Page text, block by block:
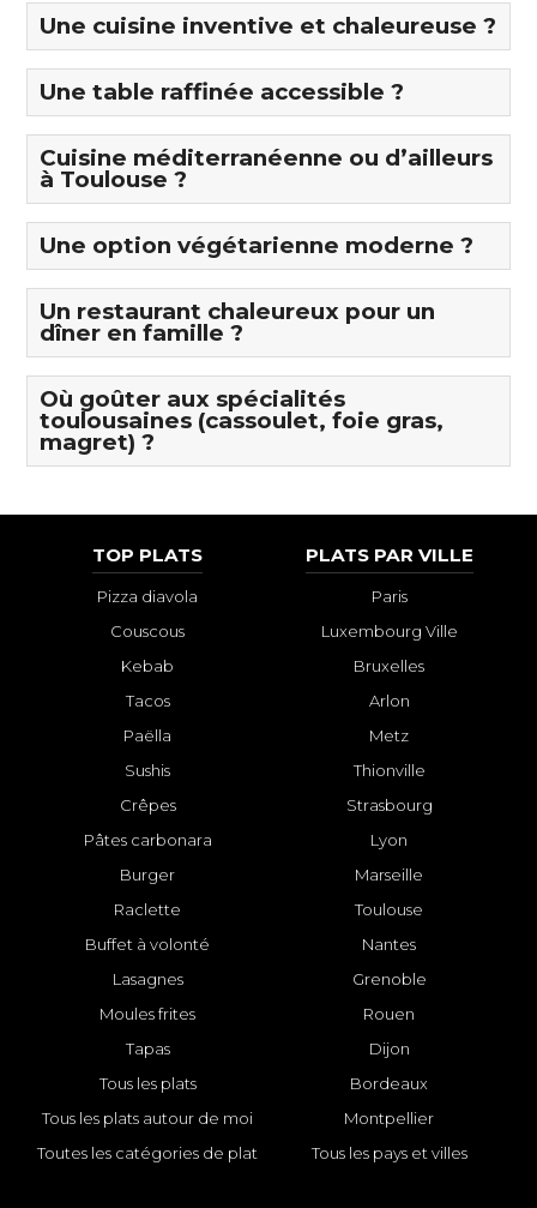
Une cuisine inventive et chaleureuse ?
Une table raffinée accessible ?
Cuisine méditerranéenne ou d’ailleurs
à Toulouse ?
Une option végétarienne moderne ?
Un restaurant chaleureux pour un
dîner en famille ?
Où goûter aux spécialités
toulousaines (cassoulet, foie gras,
magret) ?
TOP PLATS
Pizza diavola
Couscous
Kebab
Tacos
Paëlla
Sushis
Crêpes
Pâtes carbonara
Burger
Raclette
Buffet à volonté
Lasagnes
Moules frites
Tapas
Tous les plats
Tous les plats autour de moi
Toutes les catégories de plat
PLATS PAR VILLE
Paris
Luxembourg Ville
Bruxelles
Arlon
Metz
Thionville
Strasbourg
Lyon
Marseille
Toulouse
Nantes
Grenoble
Rouen
Dijon
Bordeaux
Montpellier
Tous les pays et villes